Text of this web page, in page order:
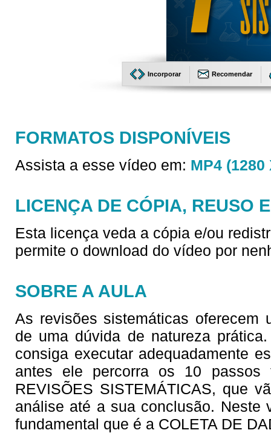
Incorporar Recomendar
FORMATOS DISPONÍVEIS
Assista a esse vídeo em: MP4 (1280
LICENÇA DE CÓPIA, REUSO
Esta licença veda a cópia e/ou
permite o download do vídeo por
SOBRE A AULA
As revisões sistemáticas oferecem
de uma dúvida de natureza
consiga executar adequadamente
antes ele percorra os 10 passos
REVISÕES SISTEMÁTICAS, que
análise até a sua conclusão. Neste
fundamental que é a COLETA DE